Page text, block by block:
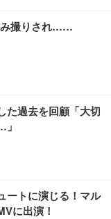
ゲーミング/勉強/事
(ホワイト)
クチェア 肘なし メ
】GRAPHT THE S
超厚型 お徳用 レギ
み撮りされ……
た過去を回顧「大切
ートに演じる！マル
に出演！